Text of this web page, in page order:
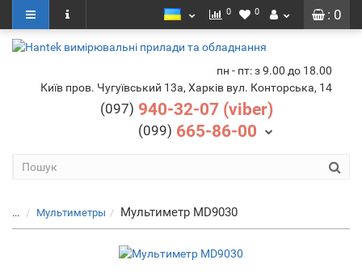
: 0
0 0
пн - пт: з 9.00 до 18.00
Київ пров. Чугуївський 13а, Харків вул. Конторська, 14
(097) 940-32-07 (viber)
(099) 665-86-00
... Мультиметры Мультиметр MD9030